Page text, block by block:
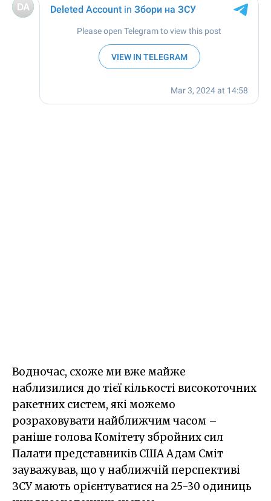
Водночас, схоже ми вже майже
наблизилися до тієї кількості високоточних
ракетних систем, які можемо
розраховувати найближчим часом –
раніше голова Комітету збройних сил
Палати представників США Адам Сміт
зауважував, що у наближчій перспективі
ЗСУ мають орієнтуватися на 25-30 одиниць